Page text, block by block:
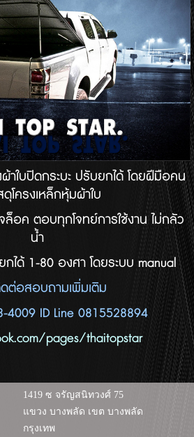
ใบปิดกระบะ ปรับยกได้ โดยฝีมือคน
โครงเหล็กหุ้มผ้าใบ
อค ตอบทุกโจทย์การใช้งาน ไม่กลัว
น้ำ
กได้ 1-80 องศา โดยระบบ manual
ดต่อสอบถามเพิ่มเติม
4009 ID Line 0815528894
pages/thaitopstar
1419 ซ จรัญสนิทวงศ์ 75
แขวง บางพลัด เขต บางพลัด
กรุงเทพ